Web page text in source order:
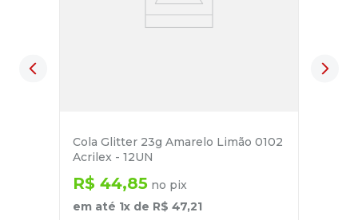
Cola Glitter 23g Amarelo Limão 0102
Acrilex - 12UN
R$ 44,85 no pix
em até 1x de R$ 47,21